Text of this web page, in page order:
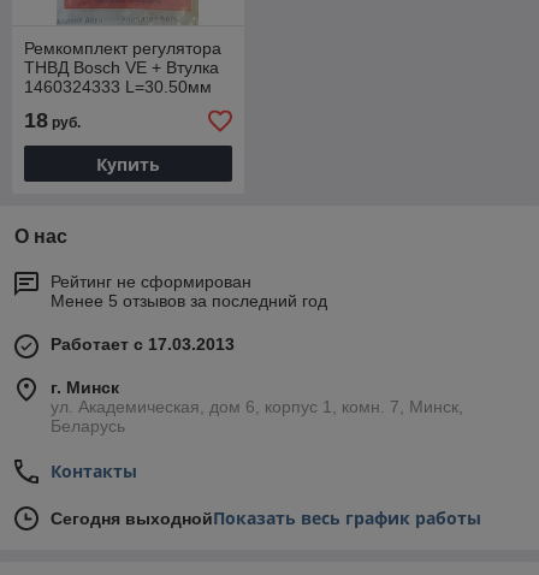
Ремкомплект регулятора
ТНВД Bosch VE + Втулка
1460324333 L=30.50мм
1467010501 OMS 10-16-
009
18 руб.
Купить
О нас
Рейтинг не сформирован
Менее 5 отзывов за последний год
Работает с 17.03.2013
г. Минск
ул. Академическая, дом 6, корпус 1, комн. 7, Минск,
Беларусь
Контакты
Сегодня выходнойПоказать весь график работы